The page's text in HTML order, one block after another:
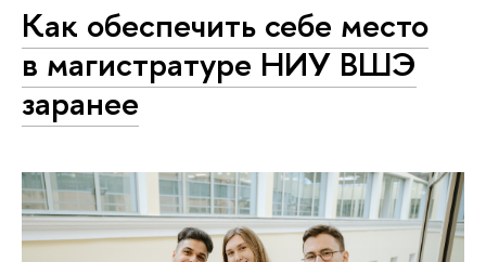
Как обеспечить себе место
в магистратуре НИУ ВШЭ
заранее